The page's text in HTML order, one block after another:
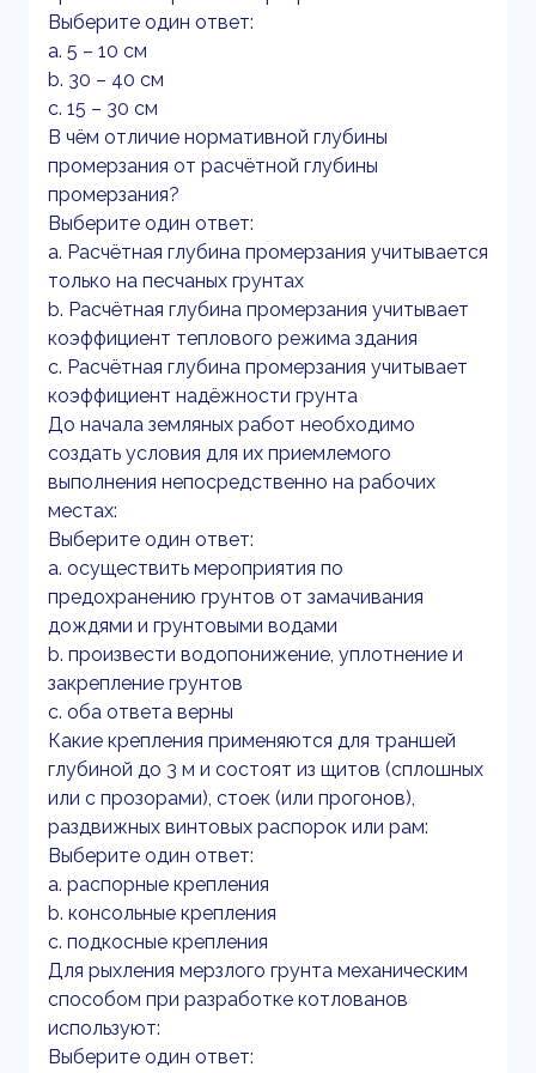
Выберите один ответ:
a. 5 – 10 см
b. 30 – 40 см
c. 15 – 30 см
В чём отличие нормативной глубины
промерзания от расчётной глубины
промерзания?
Выберите один ответ:
a. Расчётная глубина промерзания учитывается
только на песчаных грунтах
b. Расчётная глубина промерзания учитывает
коэффициент теплового режима здания
c. Расчётная глубина промерзания учитывает
коэффициент надёжности грунта
До начала земляных работ необходимо
создать условия для их приемлемого
выполнения непосредственно на рабочих
местах:
Выберите один ответ:
a. осуществить мероприятия по
предохранению грунтов от замачивания
дождями и грунтовыми водами
b. произвести водопонижение, уплотнение и
закрепление грунтов
c. оба ответа верны
Какие крепления применяются для траншей
глубиной до 3 м и состоят из щитов (сплошных
или с прозорами), стоек (или прогонов),
раздвижных винтовых распорок или рам:
Выберите один ответ:
a. распорные крепления
b. консольные крепления
c. подкосные крепления
Для рыхления мерзлого грунта механическим
способом при разработке котлованов
используют:
Выберите один ответ: